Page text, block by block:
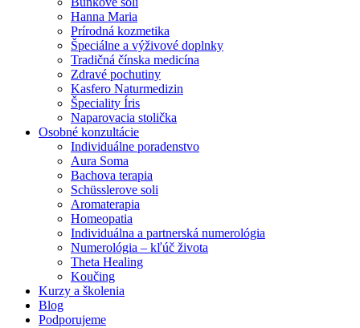
Hanna Maria
Prírodná kozmetika
Špeciálne a výživové doplnky
Tradičná čínska medicína
Zdravé pochutiny
Kasfero Naturmedizin
Špeciality Íris
Naparovacia stolička
Osobné konzultácie
Individuálne poradenstvo
Aura Soma
Bachova terapia
Schüsslerove soli
Aromaterapia
Homeopatia
Individuálna a partnerská numerológia
Numerológia – kľúč života
Theta Healing
Koučing
Kurzy a školenia
Blog
Podporujeme